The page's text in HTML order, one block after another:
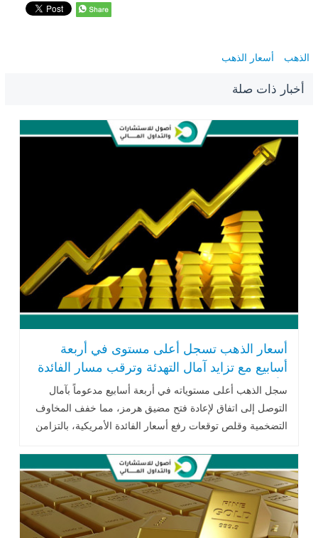
الذهب أسعار الذهب
أخبار ذات صلة
أسعار الذهب تسجل أعلى مستوى في أربعة
أسابيع مع تزايد آمال التهدئة وترقب مسار الفائدة
الأمريكية
سجل الذهب أعلى مستوياته في أربعة أسابيع مدعوماً بآمال
التوصل إلى اتفاق لإعادة فتح مضيق هرمز، مما خفف المخاوف
التضخمية وقلص توقعات رفع أسعار الفائدة الأمريكية، بالتزامن